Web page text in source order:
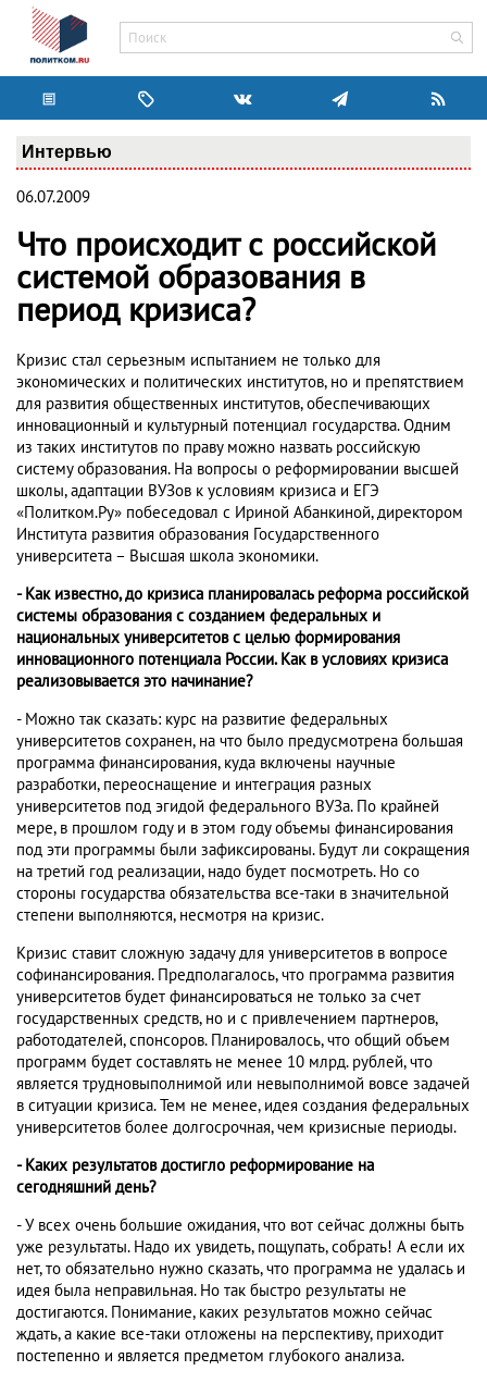
Интервью
06.07.2009
Что происходит с российской
системой образования в
период кризиса?
Кризис стал серьезным испытанием не только для
экономических и политических институтов, но и препятствием
для развития общественных институтов, обеспечивающих
инновационный и культурный потенциал государства. Одним
из таких институтов по праву можно назвать российскую
систему образования. На вопросы о реформировании высшей
школы, адаптации ВУЗов к условиям кризиса и ЕГЭ
«Политком.Ру» побеседовал с Ириной Абанкиной, директором
Института развития образования Государственного
университета – Высшая школа экономики.
- Как известно, до кризиса планировалась реформа российской
системы образования с созданием федеральных и
национальных университетов с целью формирования
инновационного потенциала России. Как в условиях кризиса
реализовывается это начинание?
- Можно так сказать: курс на развитие федеральных
университетов сохранен, на что было предусмотрена большая
программа финансирования, куда включены научные
разработки, переоснащение и интеграция разных
университетов под эгидой федерального ВУЗа. По крайней
мере, в прошлом году и в этом году объемы финансирования
под эти программы были зафиксированы. Будут ли сокращения
на третий год реализации, надо будет посмотреть. Но со
стороны государства обязательства все-таки в значительной
степени выполняются, несмотря на кризис.
Кризис ставит сложную задачу для университетов в вопросе
софинансирования. Предполагалось, что программа развития
университетов будет финансироваться не только за счет
государственных средств, но и с привлечением партнеров,
работодателей, спонсоров. Планировалось, что общий объем
программ будет составлять не менее 10 млрд. рублей, что
является трудновыполнимой или невыполнимой вовсе задачей
в ситуации кризиса. Тем не менее, идея создания федеральных
университетов более долгосрочная, чем кризисные периоды.
- Каких результатов достигло реформирование на
сегодняшний день?
- У всех очень большие ожидания, что вот сейчас должны быть
уже результаты. Надо их увидеть, пощупать, собрать! А если их
нет, то обязательно нужно сказать, что программа не удалась и
идея была неправильная. Но так быстро результаты не
достигаются. Понимание, каких результатов можно сейчас
ждать, а какие все-таки отложены на перспективу, приходит
постепенно и является предметом глубокого анализа.